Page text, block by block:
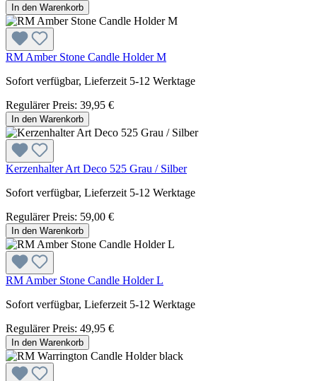
In den Warenkorb
RM Amber Stone Candle Holder M
Sofort verfügbar, Lieferzeit 5-12 Werktage
Regulärer Preis: 39,95 €
In den Warenkorb
Kerzenhalter Art Deco 525 Grau / Silber
Sofort verfügbar, Lieferzeit 5-12 Werktage
Regulärer Preis: 59,00 €
In den Warenkorb
RM Amber Stone Candle Holder L
Sofort verfügbar, Lieferzeit 5-12 Werktage
Regulärer Preis: 49,95 €
In den Warenkorb